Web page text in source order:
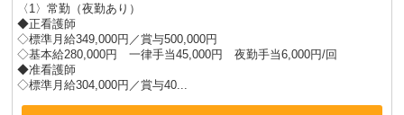
〈1〉常勤（夜勤あり）
◆正看護師
◇標準月給349,000円／賞与500,000円
◇基本給280,000円 一律手当45,000円 夜勤手当6,000円/回
◆准看護師
◇標準月給304,000円／賞与40...